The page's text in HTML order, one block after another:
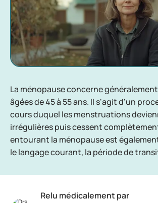
La ménopause concerne
âgées de 45 à 55 ans. Il s'agit d'un
cours duquel les menstruations
irrégulières puis cessent
entourant la ménopause est
le langage courant, la période de
Relu médicalement par